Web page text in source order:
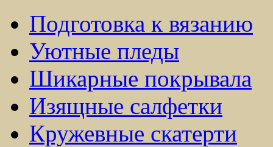
Подготовка к вязанию
Уютные пледы
Шикарные покрывала
Изящные салфетки
Кружевные скатерти